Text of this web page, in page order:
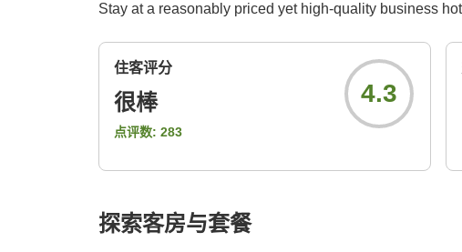
Stay at a reasonably priced yet high-quality business
住客评分
很棒
点评数: 283
4.3
探索客房与套餐